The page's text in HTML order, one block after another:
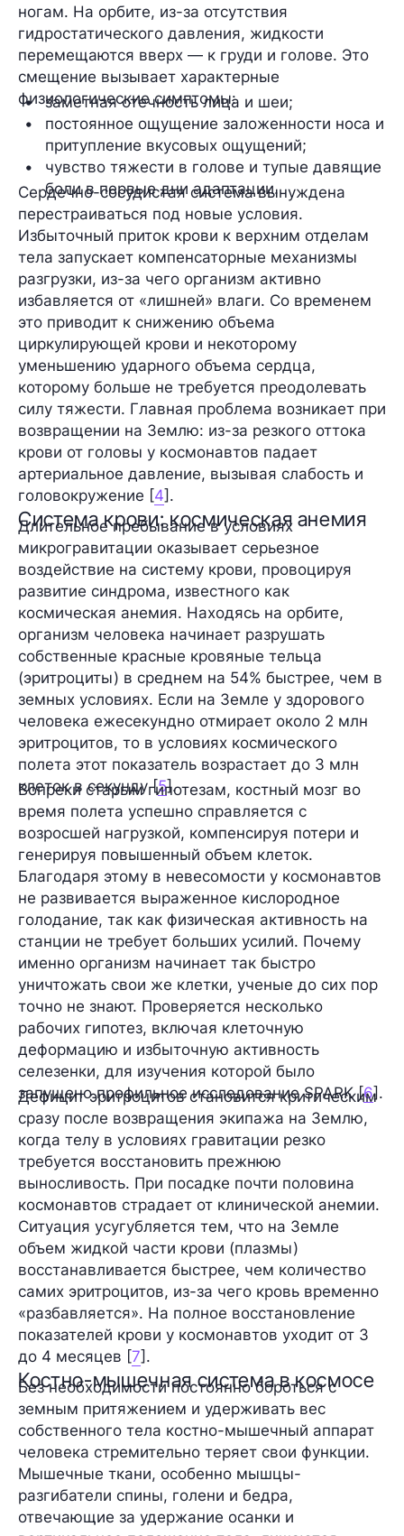
ногам. На орбите, из-за отсутствия
гидростатического давления, жидкости
перемещаются вверх — к груди и голове. Это
смещение вызывает характерные
физиологические симптомы:
заметная отечность лица и шеи;
постоянное ощущение заложенности носа и
притупление вкусовых ощущений;
чувство тяжести в голове и тупые давящие
боли в первые дни адаптации.
Сердечно-сосудистая система вынуждена
перестраиваться под новые условия.
Избыточный приток крови к верхним отделам
тела запускает компенсаторные механизмы
разгрузки, из-за чего организм активно
избавляется от «лишней» влаги. Со временем
это приводит к снижению объема
циркулирующей крови и некоторому
уменьшению ударного объема сердца,
которому больше не требуется преодолевать
силу тяжести. Главная проблема возникает при
возвращении на Землю: из-за резкого оттока
крови от головы у космонавтов падает
артериальное давление, вызывая слабость и
головокружение [4].
Система крови: космическая анемия
Длительное пребывание в условиях
микрогравитации оказывает серьезное
воздействие на систему крови, провоцируя
развитие синдрома, известного как
космическая анемия. Находясь на орбите,
организм человека начинает разрушать
собственные красные кровяные тельца
(эритроциты) в среднем на 54% быстрее, чем в
земных условиях. Если на Земле у здорового
человека ежесекундно отмирает около 2 млн
эритроцитов, то в условиях космического
полета этот показатель возрастает до 3 млн
клеток в секунду [5].
Вопреки старым гипотезам, костный мозг во
время полета успешно справляется с
возросшей нагрузкой, компенсируя потери и
генерируя повышенный объем клеток.
Благодаря этому в невесомости у космонавтов
не развивается выраженное кислородное
голодание, так как физическая активность на
станции не требует больших усилий. Почему
именно организм начинает так быстро
уничтожать свои же клетки, ученые до сих пор
точно не знают. Проверяется несколько
рабочих гипотез, включая клеточную
деформацию и избыточную активность
селезенки, для изучения которой было
запущено профильное исследование SPARK [6].
Дефицит эритроцитов становится критическим
сразу после возвращения экипажа на Землю,
когда телу в условиях гравитации резко
требуется восстановить прежнюю
выносливость. При посадке почти половина
космонавтов страдает от клинической анемии.
Ситуация усугубляется тем, что на Земле
объем жидкой части крови (плазмы)
восстанавливается быстрее, чем количество
самих эритроцитов, из-за чего кровь временно
«разбавляется». На полное восстановление
показателей крови у космонавтов уходит от 3
до 4 месяцев [7].
Костно-мышечная система в космосе
Без необходимости постоянно бороться с
земным притяжением и удерживать вес
собственного тела костно-мышечный аппарат
человека стремительно теряет свои функции.
Мышечные ткани, особенно мышцы-
разгибатели спины, голени и бедра,
отвечающие за удержание осанки и